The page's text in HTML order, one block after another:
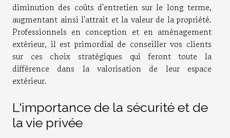
diminution des coûts d'entretien sur le long terme,
augmentant ainsi l'attrait et la valeur de la propriété.
Professionnels en conception et en aménagement
extérieur, il est primordial de conseiller vos clients
sur ces choix stratégiques qui feront toute la
différence dans la valorisation de leur espace
extérieur.
L'importance de la sécurité et de
la vie privée